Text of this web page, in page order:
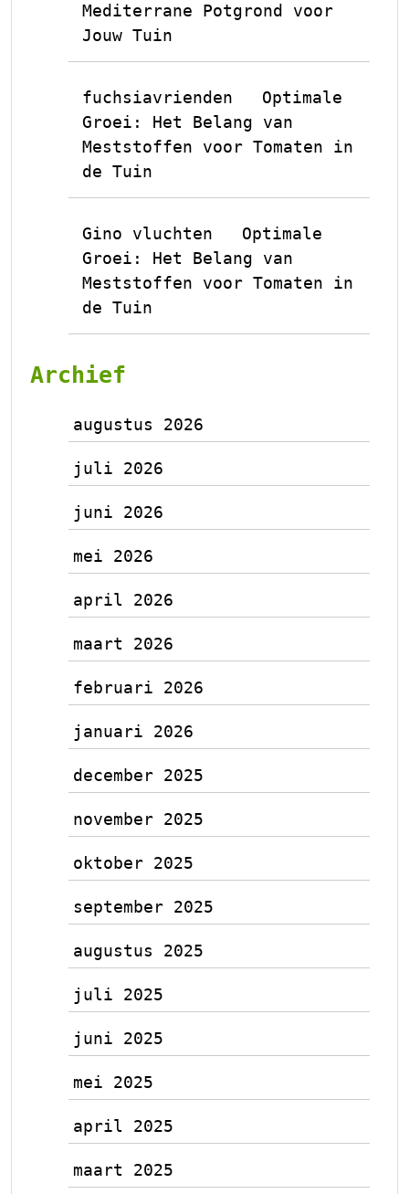
Mediterrane Potgrond voor
Jouw Tuin
fuchsiavrienden
Optimale
Groei: Het Belang van
Meststoffen voor Tomaten in
de Tuin
Gino vluchten
Optimale
Groei: Het Belang van
Meststoffen voor Tomaten in
de Tuin
Archief
augustus 2026
juli 2026
juni 2026
mei 2026
april 2026
maart 2026
februari 2026
januari 2026
december 2025
november 2025
oktober 2025
september 2025
augustus 2025
juli 2025
juni 2025
mei 2025
april 2025
maart 2025